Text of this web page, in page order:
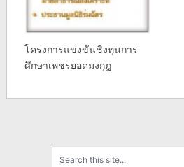
โครงการแข่งขันชิงทุนการ
ศึกษาเพชรยอดมงกุฎ